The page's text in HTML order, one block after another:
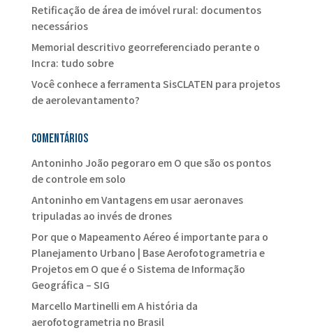
Retificação de área de imóvel rural: documentos
necessários
Memorial descritivo georreferenciado perante o
Incra: tudo sobre
Você conhece a ferramenta SisCLATEN para projetos
de aerolevantamento?
Comentários
Antoninho João pegoraro em O que são os pontos
de controle em solo
Antoninho emVantagens em usar aeronaves
tripuladas ao invés de drones
Por que o Mapeamento Aéreo é importante para o
Planejamento Urbano | Base Aerofotogrametria e
Projetosem O que é o Sistema de Informação
Geográfica – SIG
Marcello Martinelli emA história da
aerofotogrametria no Brasil